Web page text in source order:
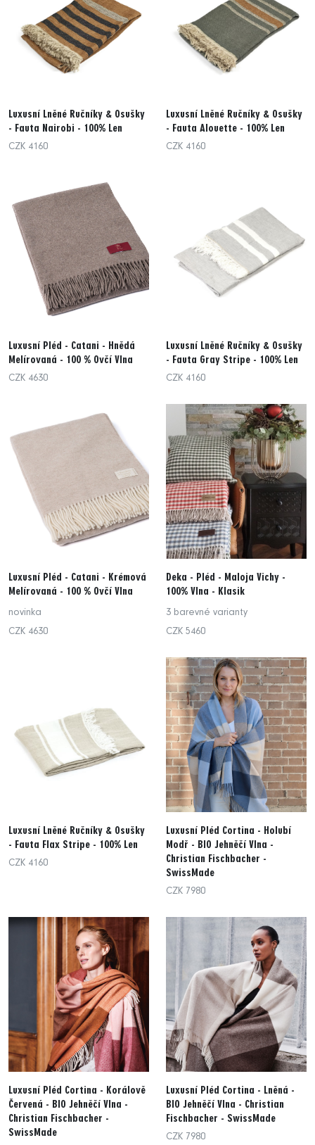
Luxusní Lněné Ručníky & Osušky
- Fauta Nairobi - 100% Len
CZK 4160
Luxusní Lněné Ručníky & Osušky
- Fauta Alouette - 100% Len
CZK 4160
Luxusní Pléd - Catani - Hnědá
Melírovaná - 100 % Ovčí Vlna
CZK 4630
Luxusní Lněné Ručníky & Osušky
- Fauta Gray Stripe - 100% Len
CZK 4160
Luxusní Pléd - Catani - Krémová
Melírovaná - 100 % Ovčí Vlna
novinka
CZK 4630
Deka - Pléd - Maloja Vichy -
100% Vlna - Klasik
3 barevné varianty
CZK 5460
Luxusní Lněné Ručníky & Osušky
- Fauta Flax Stripe - 100% Len
CZK 4160
Luxusní Pléd Cortina - Holubí
Modř - BIO Jehněčí Vlna -
Christian Fischbacher -
SwissMade
CZK 7980
Luxusní Pléd Cortina - Korálově
Červená - BIO Jehněčí Vlna -
Christian Fischbacher -
SwissMade
Luxusní Pléd Cortina - Lněná -
BIO Jehněčí Vlna - Christian
Fischbacher - SwissMade
CZK 7980